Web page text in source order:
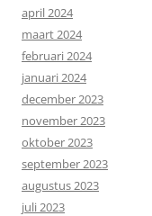
april 2024
maart 2024
februari 2024
januari 2024
december 2023
november 2023
oktober 2023
september 2023
augustus 2023
juli 2023